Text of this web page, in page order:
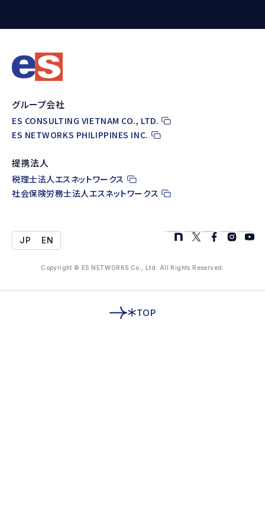
グループ会社
ES CONSULTING VIETNAM CO., LTD.
ES NETWORKS PHILIPPINES INC.
提携法人
税理士法人エスネットワークス
社会保険労務士法人エスネットワークス
JP EN
Copyright © ES NETWORKS Co., Ltd. All Rights Reserved.
TOP